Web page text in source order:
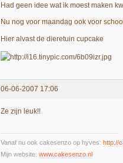
Had geen idee wat ik moest maken
Nu nog voor maandag ook voor
Hier alvast de dieretuin cupcake
06-06-2007 17:06
Ze zijn leuk!!
Vanaf nu ook cakesenzo op hyves: http://
Mijn website: www.cakesenzo.nl